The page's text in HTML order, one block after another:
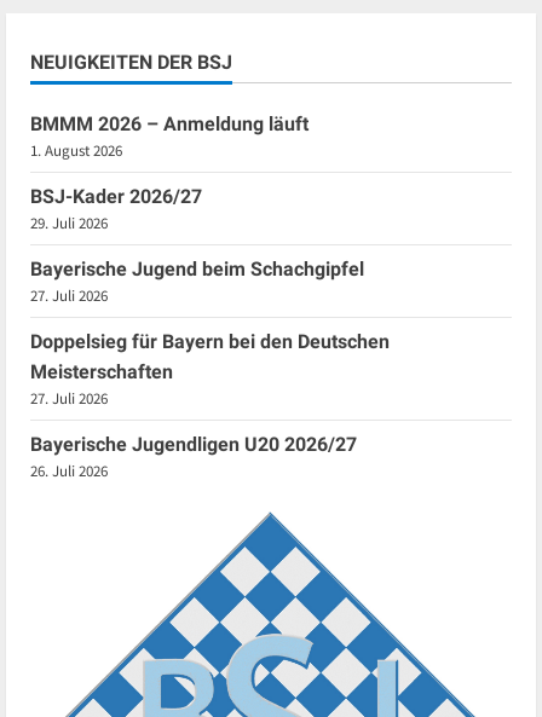
NEUIGKEITEN DER BSJ
BMMM 2026 – Anmeldung läuft
1. August 2026
BSJ-Kader 2026/27
29. Juli 2026
Bayerische Jugend beim Schachgipfel
27. Juli 2026
Doppelsieg für Bayern bei den Deutschen
Meisterschaften
27. Juli 2026
Bayerische Jugendligen U20 2026/27
26. Juli 2026